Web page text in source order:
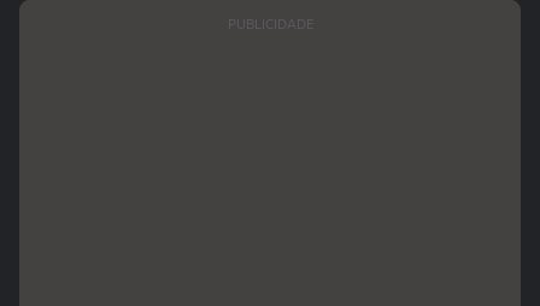
PUBLICIDADE